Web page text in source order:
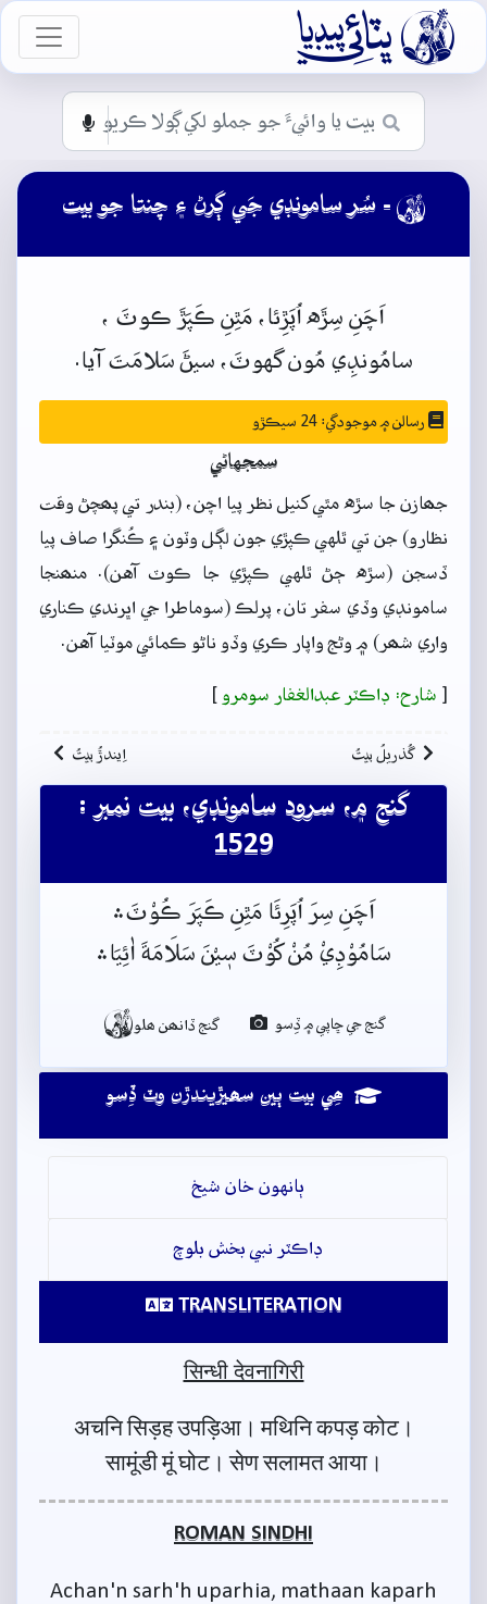

 - سُر سامونڊي جَي ڳرڻ ۽ چنتا جو بيت
اَچَنِ سِڙَه اُپَڙِئا، مَٿِنِ ڪَپَڙَ ڪوٽَ ،
سامُونڊِي مُون گهوٽَ، سيڻَ سَلامَتَ آيا.
رسالن ۾ موجودگي: 24 سيڪڙو
سمجهاڻي
جھازن جا سڙه مٿي کنيل نظر پيا اچن، (بندر تي پھچڻ وقت
نظارو) جن تي ٿلهي ڪپڙي جون لڳل وٽون ۽ ڪُنگرا صاف پيا
ڏسجن (سڙه ڄڻ ٿلهي ڪپڙي جا ڪوٽ آهن). منھنجا
سامونڊي وڏي سفر تان، پرلڪ (سوماطرا جي اڀرندي ڪناري
واري شھر) ۾ وڻج واپار ڪري وڏو ناڻو ڪمائي موٽيا آهن.
[ شارح: ڊاڪٽر عبدالغفار سومرو ]
گُذريلُ بيتُ اِيندڙُ بيتُ
گنج ۾، سرود سامونڊي، بيت نمبر :
1529
اَچَنِ سِرَ اُپَرِئَا مَٿِنِ ڪَپَرَ ڪُوْٽَ﮶
سَامُوْڊِيْ مُنْ کُوْٽَ سٖيْنَ سَلَامَةَ اٰئِيَا﮶
گنج جي ڇاپي ۾ ڏِسو گنج ڏانھن ھلو
ھِي بيت ٻين سھيڙيندڙن وٽ ڏِسو
ٻانهون خان شيخ
ڊاڪٽر نبي بخش بلوچ
TRANSLITERATION
सिन्धी देवनागिरी
अचनि सिड़ह उपड़िआ। मथिनि कपड़ कोट।
सामूंडी मूं घोट। सेण सलामत आया।
ROMAN SINDHI
Achan'n sarh'h uparhia, mathaan kaparh